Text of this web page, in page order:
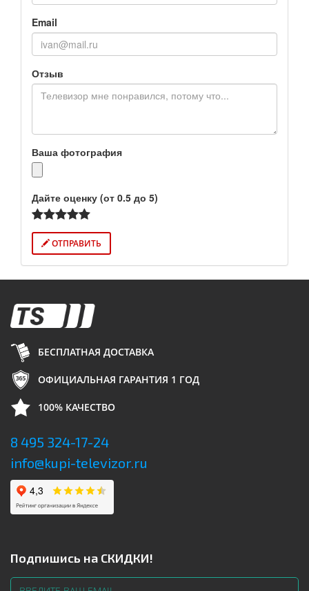
Email
Отзыв
Ваша фотография
Дайте оценку (от 0.5 до 5)
ОТПРАВИТЬ
БЕСПЛАТНАЯ ДОСТАВКА
ОФИЦИАЛЬНАЯ ГАРАНТИЯ 1 ГОД
100% КАЧЕСТВО
8 495 324-17-24
info@kupi-televizor.ru
Подпишись на СКИДКИ!